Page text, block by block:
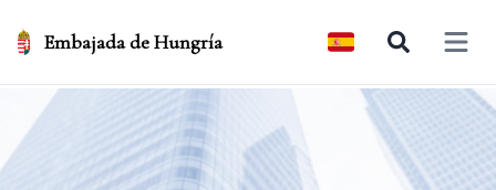
Embajada de Hungría Open